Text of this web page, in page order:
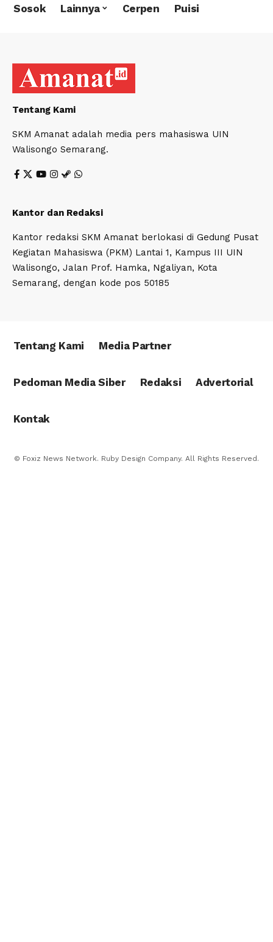
Sosok Lainnya Cerpen Puisi
Tentang Kami
SKM Amanat adalah media pers mahasiswa UIN
Walisongo Semarang.
Kantor dan Redaksi
Kantor redaksi SKM Amanat berlokasi di Gedung Pusat
Kegiatan Mahasiswa (PKM) Lantai 1, Kampus III UIN
Walisongo, Jalan Prof. Hamka, Ngaliyan, Kota
Semarang, dengan kode pos 50185
Tentang Kami Media Partner
Pedoman Media Siber Redaksi Advertorial
Kontak
© Foxiz News Network. Ruby Design Company. All Rights Reserved.